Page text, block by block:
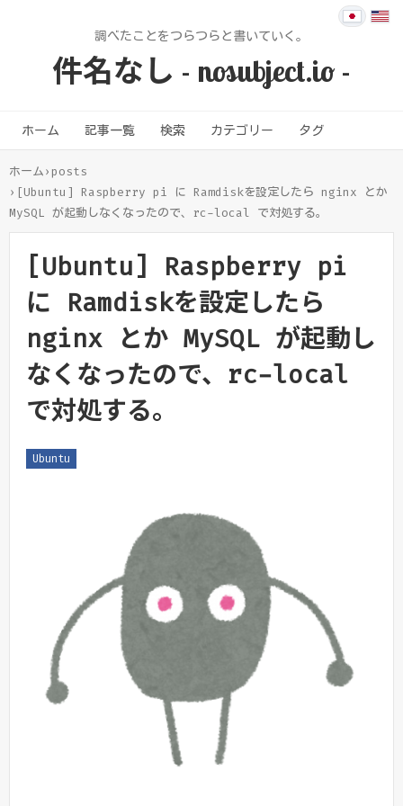
調べたことをつらつらと書いていく。
件名なし - nosubject.io -
ホーム 記事一覧 検索 カテゴリー タグ
ホーム› posts
› [Ubuntu] Raspberry pi に Ramdiskを設定したら nginx とか
MySQL が起動しなくなったので、rc-local で対処する。
[Ubuntu] Raspberry pi
に Ramdiskを設定したら
nginx とか MySQL が起動し
なくなったので、rc-local
で対処する。
Ubuntu